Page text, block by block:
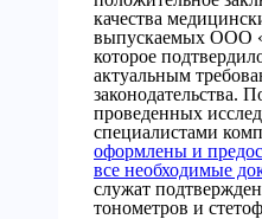
качества
выпускаемых
которое
актуальным
законодательства.
проведенных
специалистами
оформлены и
все необходимые
служат
тонометров и